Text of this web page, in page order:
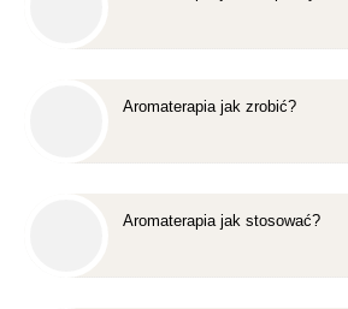
Aromaterapia jak zrobić?
Aromaterapia jak stosować?